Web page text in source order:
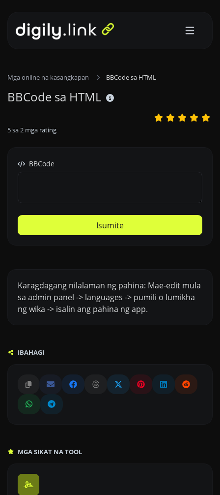
Mga online na kasangkapan BBCode sa HTML
BBCode sa HTML
5sa2 mga rating
BBCode
Isumite
Karagdagang nilalaman ng pahina: Mae-edit mula
sa admin panel -> languages -> pumili o lumikha
ng wika -> isalin ang pahina ng app.
IBAHAGI
MGA SIKAT NA TOOL